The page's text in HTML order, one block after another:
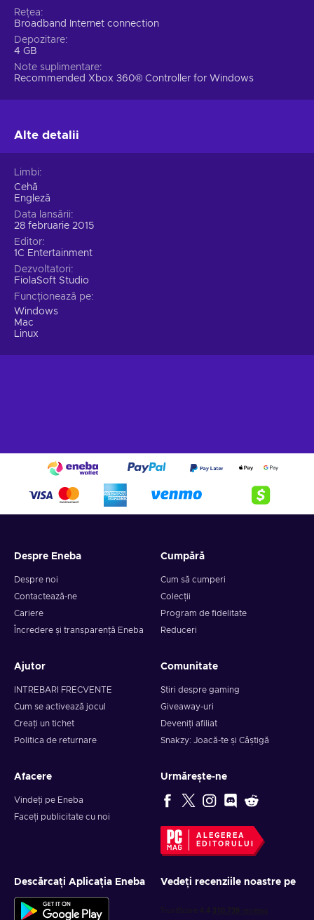
Rețea
Broadband Internet connection
Depozitare
4 GB
Note suplimentare
Recommended Xbox 360® Controller for Windows
Alte detalii
Limbi
Cehă
Engleză
Data lansării
28 februarie 2015
Editor
1C Entertainment
Dezvoltatori
FiolaSoft Studio
Funcționează pe
Windows
Mac
Linux
Despre Eneba
Despre noi
Contactează-ne
Cariere
Încredere și transparență Eneba
Cumpără
Cum să cumperi
Colecții
Program de fidelitate
Reduceri
Ajutor
INTREBARI FRECVENTE
Cum se activează jocul
Creați un tichet
Politica de returnare
Comunitate
Știri despre gaming
Giveaway-uri
Deveniți afiliat
Snakzy: Joacă-te și Câștigă
Afacere
Vindeți pe Eneba
Faceți publicitate cu noi
Urmărește-ne
ALEGEREA
EDITORULUI
Descărcați Aplicația Eneba Vedeți recenziile noastre pe